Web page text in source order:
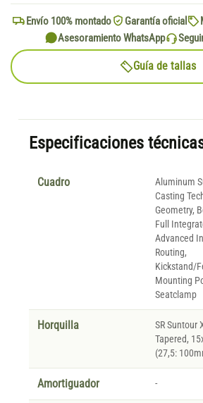
Envío 100% montado Garantía oficial
Asesoramiento WhatsApp
Guía de tallas
Especificaciones
Cuadro
Aluminum
Casting
Geometry,
Full
Advanced
Routing,
Kickstand/
Mounting
Seatclamp
Horquilla
SR Suntour
Tapered,
(27,5:
Amortiguador -